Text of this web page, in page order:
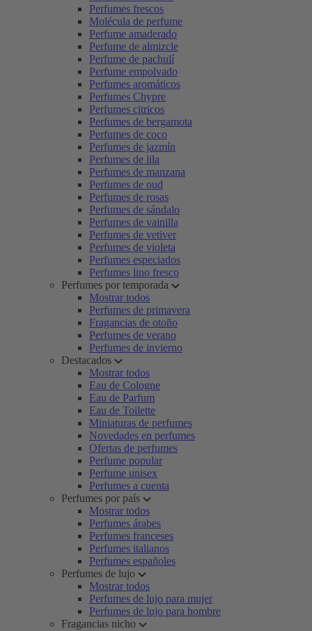
Perfumes frescos
Molécula de perfume
Perfume amaderado
Perfume de almizcle
Perfume de pachulí
Perfume empolvado
Perfumes aromáticos
Perfumes Chypre
Perfumes citricos
Perfumes de bergamota
Perfumes de coco
Perfumes de jazmín
Perfumes de lila
Perfumes de manzana
Perfumes de oud
Perfumes de rosas
Perfumes de sándalo
Perfumes de vainilla
Perfumes de vetiver
Perfumes de violeta
Perfumes especiados
Perfumes lino fresco
Perfumes por temporada
Mostrar todos
Perfumes de primavera
Fragancias de otoño
Perfumes de verano
Perfumes de invierno
Destacados
Mostrar todos
Eau de Cologne
Eau de Parfum
Eau de Toilette
Miniaturas de perfumes
Novedades en perfumes
Ofertas de perfumes
Perfume popular
Perfume unisex
Perfumes a cuenta
Perfumes por país
Mostrar todos
Perfumes árabes
Perfumes franceses
Perfumes italianos
Perfumes españoles
Perfumes de lujo
Mostrar todos
Perfumes de lujo para mujer
Perfumes de lujo para hombre
Fragancias nicho